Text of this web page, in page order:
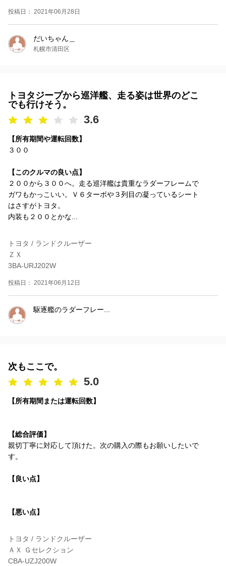
投稿日： 2021年06月28日
だいちゃん＿
札幌市清田区
トヨタジープから巡洋艦、走る姿は世界のどこ
でも行けそう。
3.6
【所有期間や運転回数】
３００
【このクルマの良い点】
２００から３００へ。走る巡洋艦は貴重なラダーフレームで
ガワもかっこいい。Ｖ６ターボや３列目の凝っているシート
はさすがトヨタ。
内装も２００とかな...
トヨタ / ランドクルーザー
ＺＸ
3BA-URJ202W
投稿日： 2021年06月12日
駆逐艦のラダーフレー...
次もここで。
5.0
【所有期間または運転回数】
【総合評価】
親切丁寧に対応して頂けた。次の購入の際もお願いしたいで
す。
【良い点】
【悪い点】
トヨタ / ランドクルーザー
ＡＸ Ｇセレクション
CBA-UZJ200W